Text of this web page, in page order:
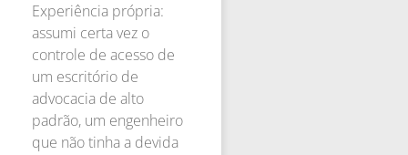
Experiência própria:
assumi certa vez o
controle de acesso de
um escritório de
advocacia de alto
padrão, um engenheiro
que não tinha a devida